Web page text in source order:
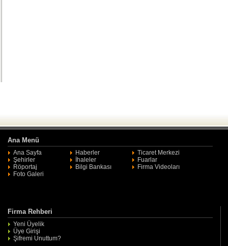
Ana Menü
Ana Sayfa Haberler
Ticaret Merkezi
Şehirler
İhaleler
Fuarlar
Röportaj
Bilgi Bankası
Firma Videoları
Foto Galeri
Firma Rehberi
Yeni Üyelik
Üye Girişi
Şifremi Unuttum?